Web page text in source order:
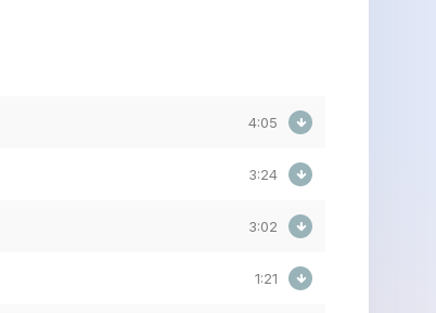
4:05
3:24
3:02
1:21